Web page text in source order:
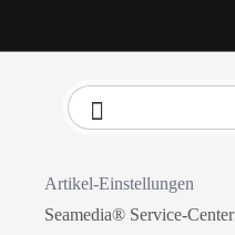
Artikel-Einstellungen
Seamedia® Service-Center